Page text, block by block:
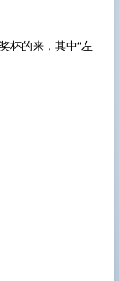
杯的来，其中“左